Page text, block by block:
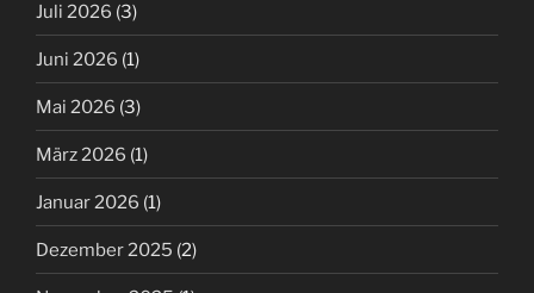
Juli 2026 (3)
Juni 2026 (1)
Mai 2026 (3)
März 2026 (1)
Januar 2026 (1)
Dezember 2025 (2)